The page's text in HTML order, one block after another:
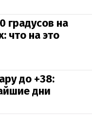
градусов на
что на это
до +38:
дни